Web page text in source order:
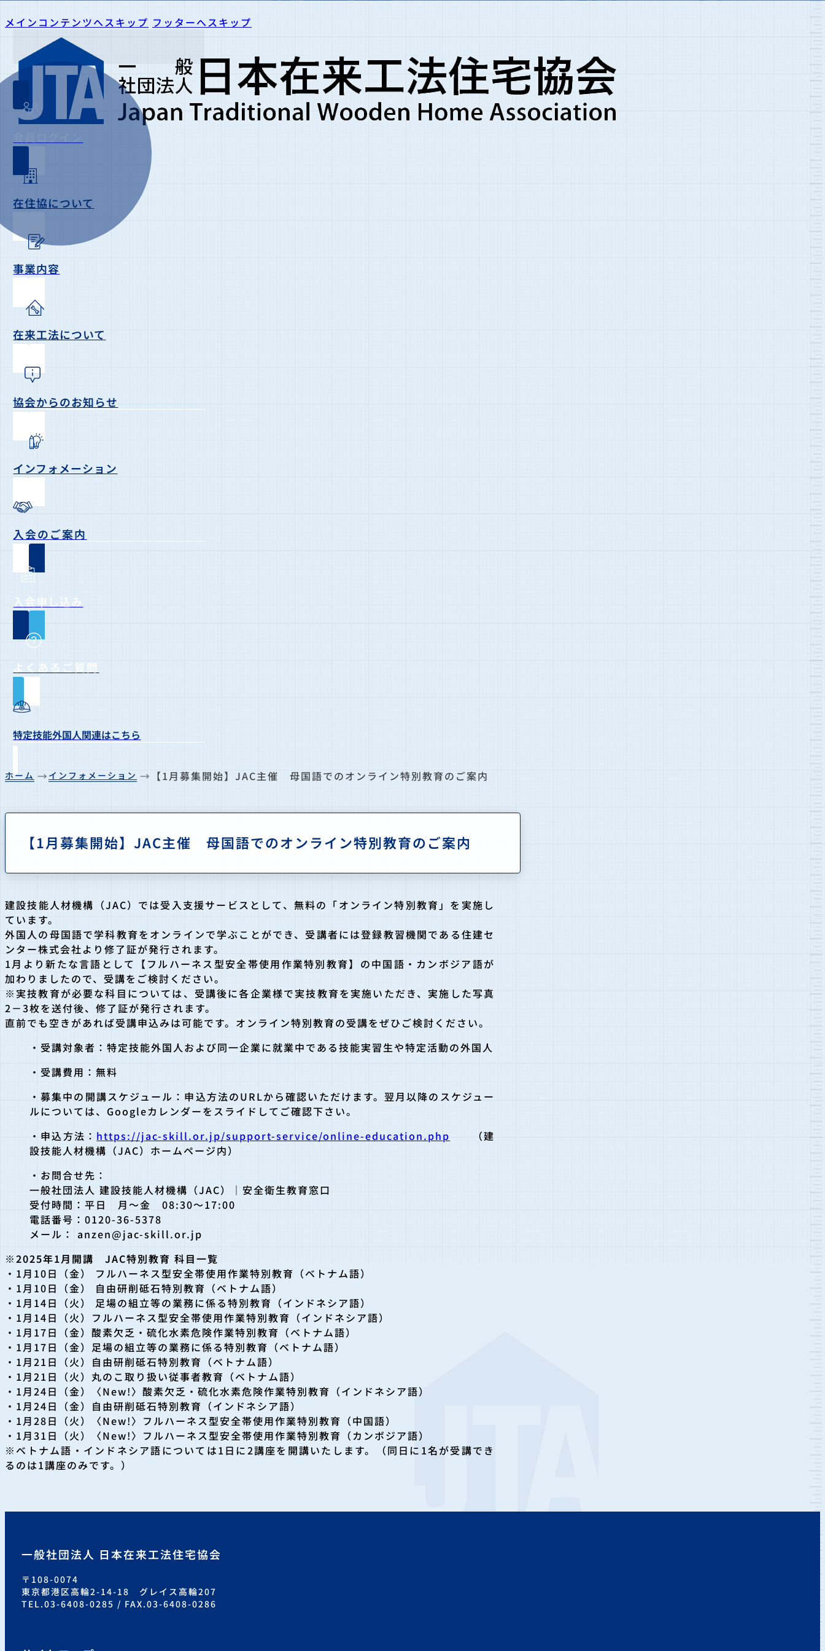
メインコンテンツへスキップ フッターへスキップ
在住協について
事業内容
在来工法について
協会からのお知らせ
インフォメーション
入会のご案内
入会申し込み
よくあるご質問
特定技能外国人関連はこちら
ホーム インフォメーション 【1月募集開始】JAC主催 母国語でのオンライン特別教育のご案内
【1月募集開始】JAC主催 母国語でのオンライン特別教育のご案内
建設技能人材機構（JAC）では受入支援サービスとして、無料の「オンライン特別教育」を実施し
ています。
外国人の母国語で学科教育をオンラインで学ぶことができ、受講者には登録教習機関である住建セ
ンター株式会社より修了証が発行されます。
1月より新たな言語として【フルハーネス型安全帯使用作業特別教育】の中国語・カンボジア語が
加わりましたので、受講をご検討ください。
※実技教育が必要な科目については、受講後に各企業様で実技教育を実施いただき、実施した写真
2－3枚を送付後、修了証が発行されます。
直前でも空きがあれば受講申込みは可能です。オンライン特別教育の受講をぜひご検討ください。
・受講対象者：特定技能外国人および同一企業に就業中である技能実習生や特定活動の外国人
・受講費用：無料
・募集中の開講スケジュール：申込方法のURLから確認いただけます。翌月以降のスケジュー
ルについては、Googleカレンダーをスライドしてご確認下さい。
・申込方法： https://jac-skill.or.jp/support-service/online-education.php （建
設技能人材機構（JAC）ホームページ内）
・お問合せ先：
一般社団法人 建設技能人材機構（JAC）｜安全衛生教育窓口
受付時間：平日 月～金 08:30～17:00
電話番号：0120-36-5378
メール： anzen@jac-skill.or.jp
※2025年1月開講 JAC特別教育 科目一覧
・1月10日（金） フルハーネス型安全帯使用作業特別教育（ベトナム語）
・1月10日（金） 自由研削砥石特別教育（ベトナム語）
・1月14日（火） 足場の組立等の業務に係る特別教育（インドネシア語）
・1月14日（火）フルハーネス型安全帯使用作業特別教育（インドネシア語）
・1月17日（金）酸素欠乏・硫化水素危険作業特別教育（ベトナム語）
・1月17日（金）足場の組立等の業務に係る特別教育（ベトナム語）
・1月21日（火）自由研削砥石特別教育（ベトナム語）
・1月21日（火）丸のこ取り扱い従事者教育（ベトナム語）
・1月24日（金）〈New!〉酸素欠乏・硫化水素危険作業特別教育（インドネシア語）
・1月24日（金）自由研削砥石特別教育（インドネシア語）
・1月28日（火）〈New!〉フルハーネス型安全帯使用作業特別教育（中国語）
・1月31日（火）〈New!〉フルハーネス型安全帯使用作業特別教育（カンボジア語）
※ベトナム語・インドネシア語については1日に2講座を開講いたします。（同日に1名が受講でき
るのは1講座のみです。）
一般社団法人 日本在来工法住宅協会
〒108-0074
東京都港区高輪2-14-18 グレイス高輪207
TEL.03-6408-0285 / FAX.03-6408-0286